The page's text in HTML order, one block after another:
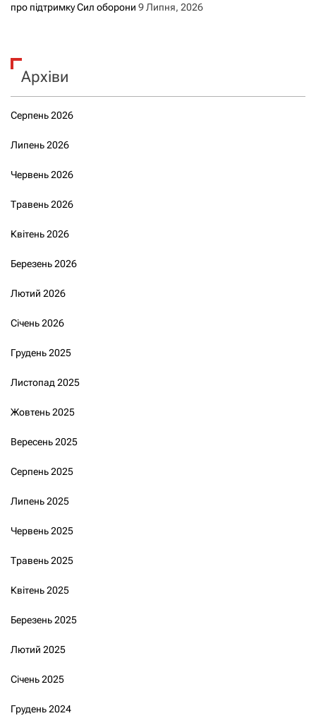
про підтримку Сил оборони 9 Липня, 2026
Архіви
Серпень 2026
Липень 2026
Червень 2026
Травень 2026
Квітень 2026
Березень 2026
Лютий 2026
Січень 2026
Грудень 2025
Листопад 2025
Жовтень 2025
Вересень 2025
Серпень 2025
Липень 2025
Червень 2025
Травень 2025
Квітень 2025
Березень 2025
Лютий 2025
Січень 2025
Грудень 2024